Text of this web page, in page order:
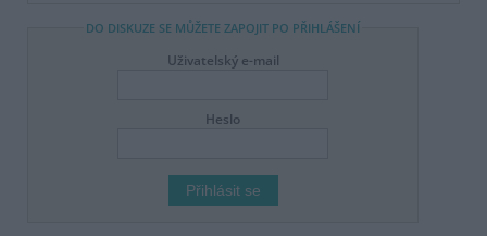
DO DISKUZE SE MŮŽETE ZAPOJIT PO PŘIHLÁŠENÍ
Uživatelský e-mail
Heslo